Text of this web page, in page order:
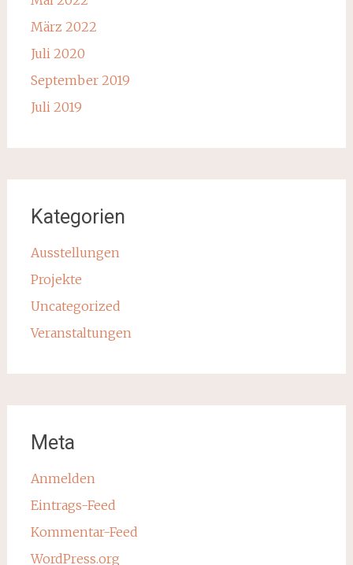
März 2022
Juli 2020
September 2019
Juli 2019
Kategorien
Ausstellungen
Projekte
Uncategorized
Veranstaltungen
Meta
Anmelden
Eintrags-Feed
Kommentar-Feed
WordPress.org